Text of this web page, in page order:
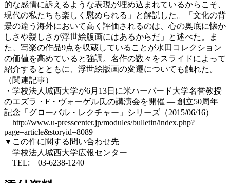
的な感情に訴えるような表現が埋め込まれているからこそ、
現代の私たちも楽しく慰められる」と解説した。「文化の背
景の違う海外において高く評価されるのは、心の奥底に懐か
しさや親しさが浮世絵版画にはあるからだ」と述べた。ま
た、写楽の作品9点を収蔵していることが水田コレクション
の価値を高めていると強調。名作の数々をスライドによって
紹介するとともに、浮世絵版画の変遷についても触れた。
（関連記事）
・学校法人城西大学が6月13日に米ハーバード大学名誉教授
のエズラ・F・ヴォーゲル氏の講演会を開催 — 創立50周年
記念「グローバル・レクチャー」シリーズ（2015/06/16）
http://www.u-presscenter.jp/modules/bulletin/index.php?
page=article&storyid=8089
▼この件に関する問い合わせ先
学校法人城西大学広報センター
TEL: 03-6238-1240